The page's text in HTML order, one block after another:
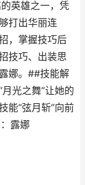
英雄之一，凭
打出华丽连
，掌握技巧后
技巧、出装思
娜。##技能解
光之舞”让她的
能“弦月斩”向前
露娜